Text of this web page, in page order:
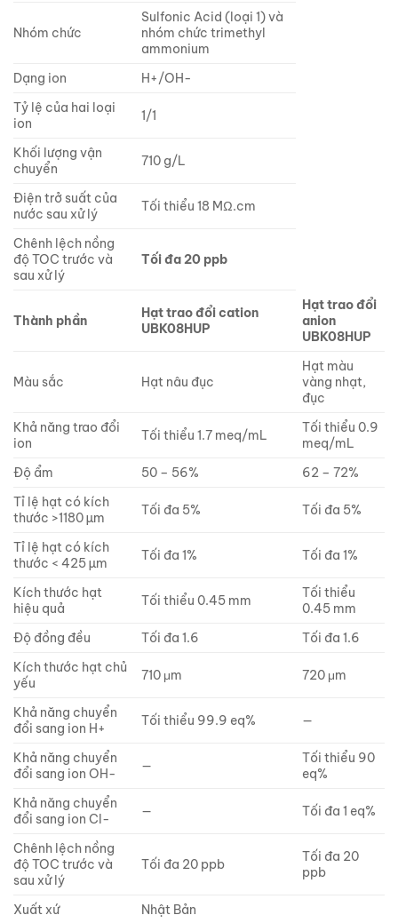
Nhóm chức
Sulfonic Acid (loại 1) và
nhóm chức trimethyl
ammonium
Dạng ion
H+/OH-
Tỷ lệ của hai loại
ion
1/1
Khối lượng vận
chuyển
710 g/L
Điện trở suất của
nước sau xử lý
Tối thiểu 18 MΩ.cm
Chênh lệch nồng
độ TOC trước và
sau xử lý
Tối đa 20 ppb
Thành phần
Hạt trao đổi cation
UBK08HUP
Hạt trao đổi
anion
UBK08HUP
Màu sắc Hạt nâu đục
Hạt màu
vàng nhạt,
đục
Khả năng trao đổi
ion
Tối thiểu 1.7 meq/mL
Tối thiểu 0.9
meq/mL
Độ ẩm
50 – 56%
62 – 72%
Tỉ lệ hạt có kích
thước >1180 µm
Tối đa 5% Tối đa 5%
Tỉ lệ hạt có kích
thước < 425 µm
Tối đa 1% Tối đa 1%
Kích thước hạt
hiệu quả
Tối thiểu 0.45 mm
Tối thiểu
0.45 mm
Độ đồng đều
Tối đa 1.6
Tối đa 1.6
Kích thước hạt chủ
yếu
710 μm 720 μm
Khả năng chuyển
đổi sang ion H+
Tối thiểu 99.9 eq% —
Khả năng chuyển
đổi sang ion OH-
—
Tối thiểu 90
eq%
Khả năng chuyển
đổi sang ion Cl-
— Tối đa 1 eq%
Chênh lệch nồng
độ TOC trước và
sau xử lý
Tối đa 20 ppb
Tối đa 20
ppb
Xuất xứ
Nhật Bản